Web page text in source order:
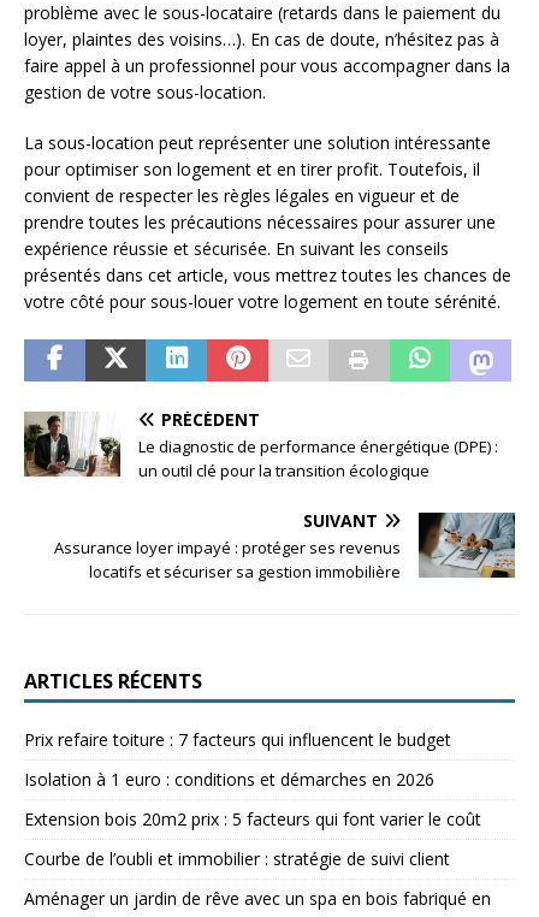
problème avec le sous-locataire (retards dans le paiement du
loyer, plaintes des voisins…). En cas de doute, n’hésitez pas à
faire appel à un professionnel pour vous accompagner dans la
gestion de votre sous-location.
La sous-location peut représenter une solution intéressante
pour optimiser son logement et en tirer profit. Toutefois, il
convient de respecter les règles légales en vigueur et de
prendre toutes les précautions nécessaires pour assurer une
expérience réussie et sécurisée. En suivant les conseils
présentés dans cet article, vous mettrez toutes les chances de
votre côté pour sous-louer votre logement en toute sérénité.
PRÉCÉDENT
Le diagnostic de performance énergétique (DPE) :
un outil clé pour la transition écologique
SUIVANT
Assurance loyer impayé : protéger ses revenus
locatifs et sécuriser sa gestion immobilière
ARTICLES RÉCENTS
Prix refaire toiture : 7 facteurs qui influencent le budget
Isolation à 1 euro : conditions et démarches en 2026
Extension bois 20m2 prix : 5 facteurs qui font varier le coût
Courbe de l’oubli et immobilier : stratégie de suivi client
Aménager un jardin de rêve avec un spa en bois fabriqué en